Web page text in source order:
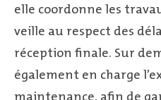
elle coordonne les
veille au respect des
réception finale. Sur
également en charge
maintenance, afin de